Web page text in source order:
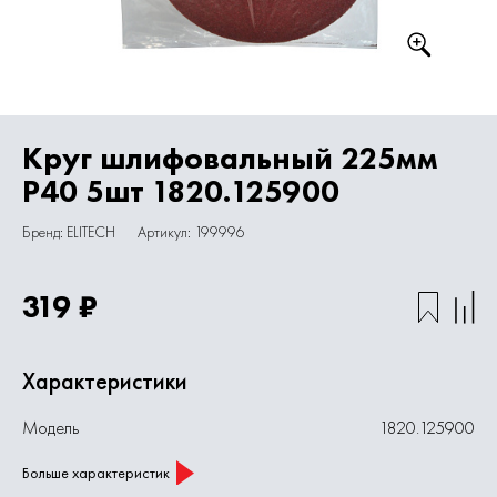
Круг шлифовальный 225мм
Р40 5шт 1820.125900
Бренд: ELITECH Артикул: 199996
319 ₽
Характеристики
Модель 1820.125900
Больше характеристик